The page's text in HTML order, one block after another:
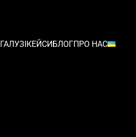
ГАЛУЗІКЕЙСИБЛОГПРО НАС